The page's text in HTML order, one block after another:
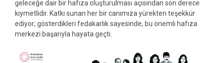
geleceğe dair bir hafıza oluşturulması açısından son derece
kıymetlidir. Katkı sunan her bir canımıza yürekten teşekkür
ediyor; gösterdikleri fedakarlık sayesinde, bu önemli hafıza
merkezi başarıyla hayata geçti.